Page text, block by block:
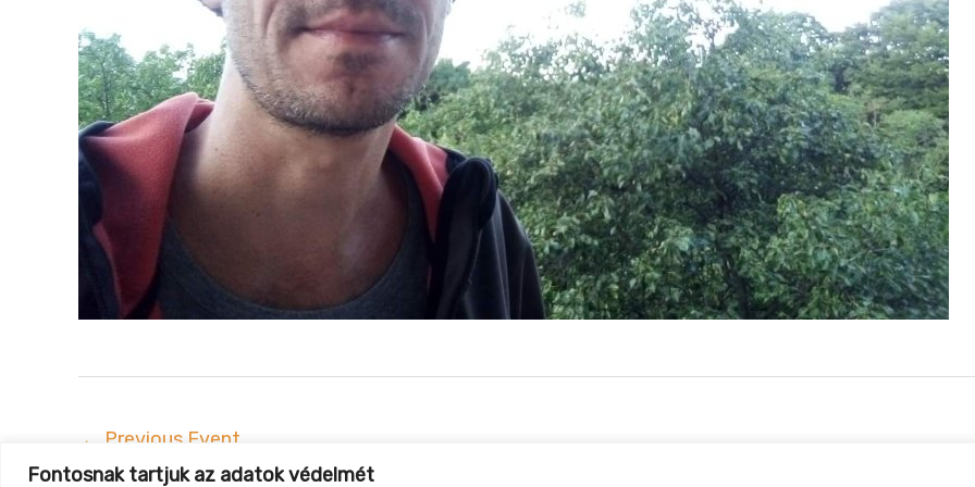
Fontosnak tartjuk az adatok védelmét
← Previous Event